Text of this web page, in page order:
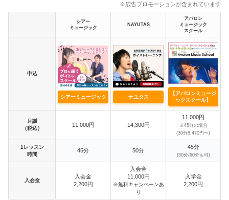
※広告プロモーションが含まれています
シアー
ミュージック
NAYUTAS
アバロン
ミュージック
スクール
申込
シアーミュージック ナユタス
【アバロンミュージ
ックスクール】
月謝
（税込）
11,000円 14,300円
11,000円
※45分の場合
(30分8,470円〜)
1レッスン
時間
45分 50分
45分
(30分/60分も可)
入会金
入会金
2,200円
入会金
11,000円
※無料キャンペーンあ
り
入学金
2,200円